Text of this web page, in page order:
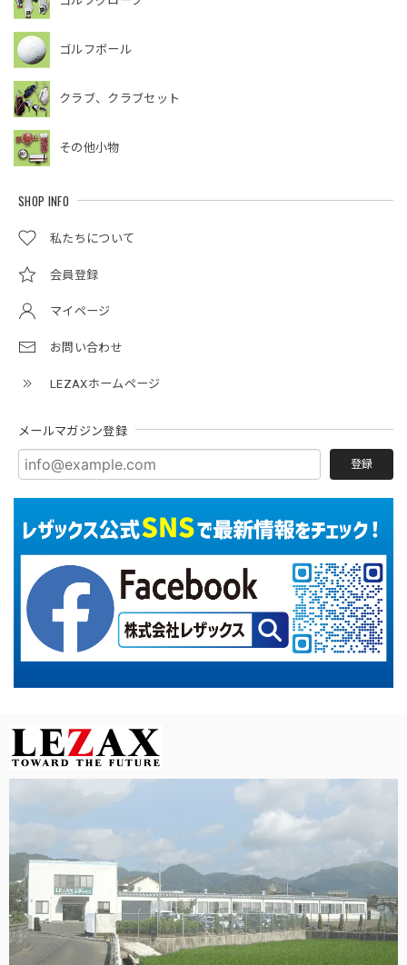
ゴルフボール
クラブ、クラブセット
その他小物
SHOP INFO
私たちについて
会員登録
マイページ
お問い合わせ
LEZAXホームページ
メールマガジン登録
登録